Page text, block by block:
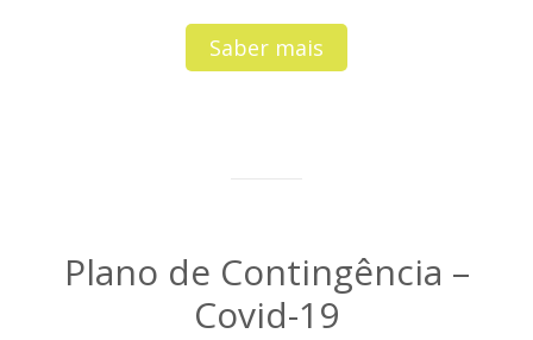
Saber mais
Plano de Contingência –
Covid-19